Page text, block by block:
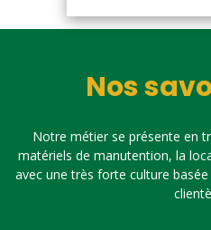
Nos
Notre métier se présente en
matériels de manutention, la
avec une très forte culture